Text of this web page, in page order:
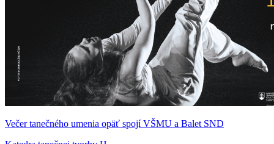
Večer tanečného umenia opäť spojí VŠMU a Balet SND